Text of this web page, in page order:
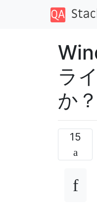
ラ
か？
15